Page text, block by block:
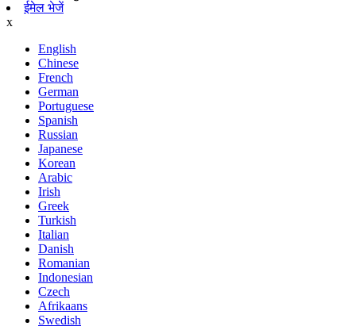
ईमेल भेजें
x
English
Chinese
French
German
Portuguese
Spanish
Russian
Japanese
Korean
Arabic
Irish
Greek
Turkish
Italian
Danish
Romanian
Indonesian
Czech
Afrikaans
Swedish